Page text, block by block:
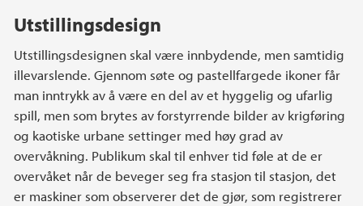
Utstillingsdesign
Utstillingsdesignen skal være innbydende, men samtidig
illevarslende. Gjennom søte og pastellfargede ikoner får
man inntrykk av å være en del av et hyggelig og ufarlig
spill, men som brytes av forstyrrende bilder av krigføring
og kaotiske urbane settinger med høy grad av
overvåkning. Publikum skal til enhver tid føle at de er
overvåket når de beveger seg fra stasjon til stasjon, det
er maskiner som observerer det de gjør, som registrerer